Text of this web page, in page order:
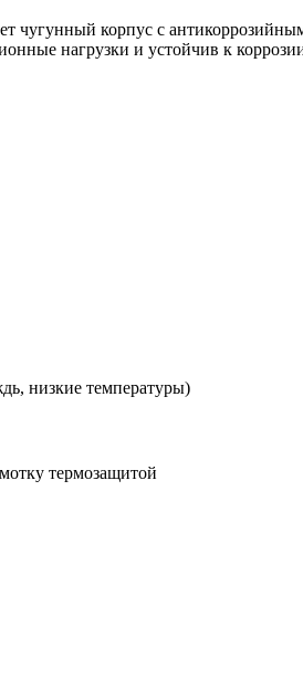
корпус с
нагрузки и устойчив к
низкие температуры)
термозащитой